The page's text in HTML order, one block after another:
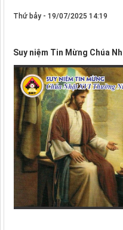
Thứ bảy - 19/07/2025 14:19
Suy niệm Tin Mừng Chúa